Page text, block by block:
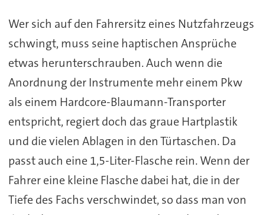
Wer sich auf den Fahrersitz eines Nutzfahrzeugs
schwingt, muss seine haptischen Ansprüche
etwas herunterschrauben. Auch wenn die
Anordnung der Instrumente mehr einem Pkw
als einem Hardcore-Blaumann-Transporter
entspricht, regiert doch das graue Hartplastik
und die vielen Ablagen in den Türtaschen. Da
passt auch eine 1,5-Liter-Flasche rein. Wenn der
Fahrer eine kleine Flasche dabei hat, die in der
Tiefe des Fachs verschwindet, so dass man von